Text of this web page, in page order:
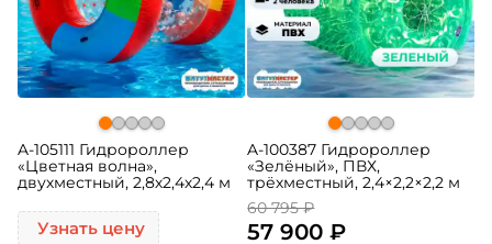
A-105111 Гидророллер
«Цветная волна»,
двухместный, 2,8х2,4х2,4 м
Узнать цену
A-100387 Гидророллер
«Зелёный», ПВХ,
трёхместный, 2,4×2,2×2,2 м
60 795 ₽
57 900 ₽